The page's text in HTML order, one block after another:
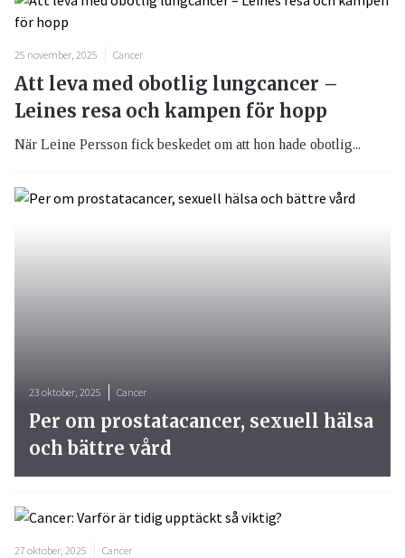
25 november, 2025 Cancer
Att leva med obotlig lungcancer –
Leines resa och kampen för hopp
När Leine Persson fick beskedet om att hon hade obotlig...
23 oktober, 2025 Cancer
Per om prostatacancer, sexuell hälsa
och bättre vård
27 oktober, 2025 Cancer